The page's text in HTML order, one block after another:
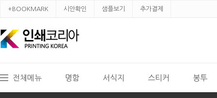
+BOOKMARK 시안확인 샘플보기 추가결제
전체메뉴 명함 서식지 스티커 봉투